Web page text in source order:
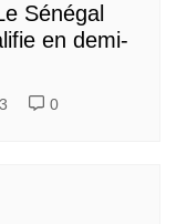
Sénégal
en demi-
0